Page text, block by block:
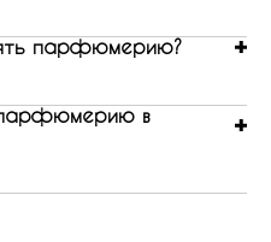
парфюмерию?
парфюмерию в